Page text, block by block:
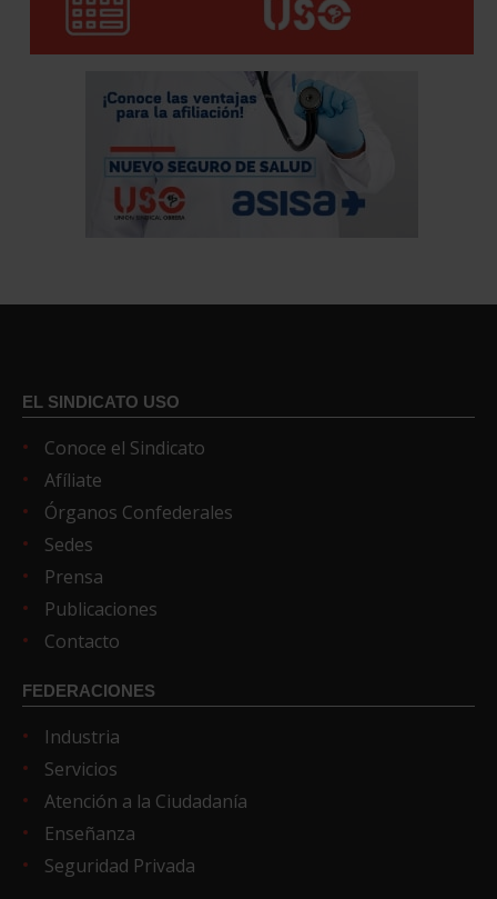
EL SINDICATO USO
Conoce el Sindicato
Afíliate
Órganos Confederales
Sedes
Prensa
Publicaciones
Contacto
FEDERACIONES
Industria
Servicios
Atención a la Ciudadanía
Enseñanza
Seguridad Privada